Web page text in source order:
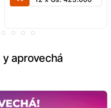
y aprovechá